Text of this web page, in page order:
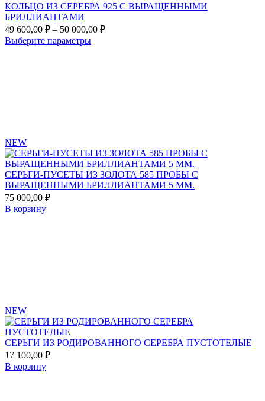
КОЛЬЦО ИЗ СЕРЕБРА 925 С ВЫРАЩЕННЫМИ
БРИЛЛИАНТАМИ
49 600,00 ₽ – 50 000,00 ₽Диапазон
Выберите параметрыЭтот
NEW
СЕРЬГИ-ПУСЕТЫ ИЗ ЗОЛОТА 585 ПРОБЫ С
ВЫРАЩЕННЫМИ БРИЛЛИАНТАМИ 5 ММ.
75 000,00 ₽
В корзину
NEW
СЕРЬГИ ИЗ РОДИРОВАННОГО СЕРЕБРА ПУСТОТЕЛЫЕ
17 100,00 ₽
В корзину